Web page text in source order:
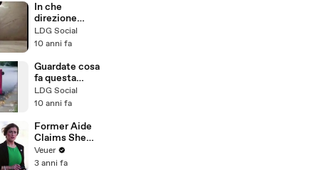
In che
direzione
vanno le
frecce?
LDG Social
10 anni fa
Guardate cosa
fa questa
bionda con il
cartello della
LDG Social
10 anni fa
Former Aide
Claims She
Was Asked to
Make a ‘Hit
Veuer
3 anni fa